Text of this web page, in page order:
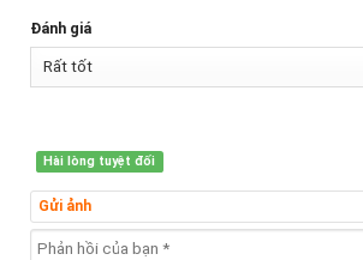
Đánh giá
Hài lòng tuyệt đối
Gửi ảnh